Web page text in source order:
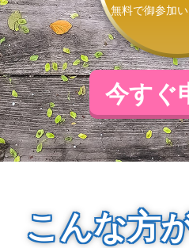
無料で御参加
今すぐ
こんな方